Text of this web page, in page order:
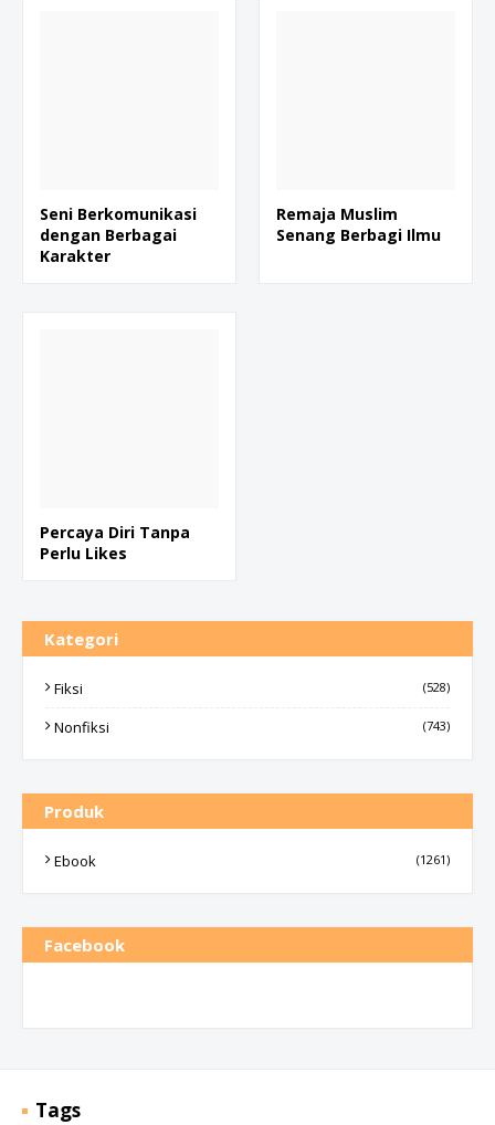
Seni Berkomunikasi
dengan Berbagai
Karakter
Remaja Muslim
Senang Berbagi Ilmu
Percaya Diri Tanpa
Perlu Likes
Kategori
Fiksi (528)
Nonfiksi (743)
Produk
Ebook (1261)
Facebook
Tags